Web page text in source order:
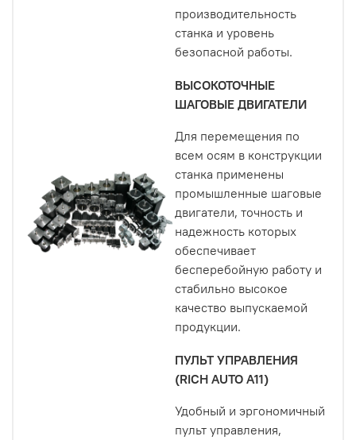
производительность
станка и уровень
безопасной работы.
ВЫСОКОТОЧНЫЕ
ШАГОВЫЕ ДВИГАТЕЛИ
Для перемещения по
всем осям в конструкции
станка применены
промышленные шаговые
двигатели, точность и
надежность которых
обеспечивает
бесперебойную работу и
стабильно высокое
качество выпускаемой
продукции.
ПУЛЬТ УПРАВЛЕНИЯ
(RICH AUTO A11)
Удобный и эргономичный
пульт управления,